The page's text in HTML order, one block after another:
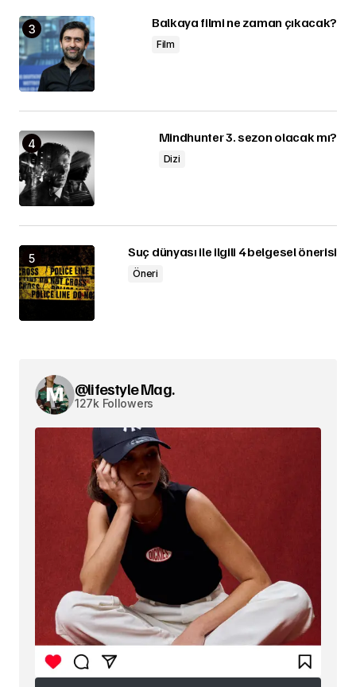
Balkaya filmi ne zaman çıkacak?
Film
Mindhunter 3. sezon olacak mı?
Dizi
Suç dünyası ile ilgili 4 belgesel önerisi
Öneri
@lifestyle Mag.
127k Followers